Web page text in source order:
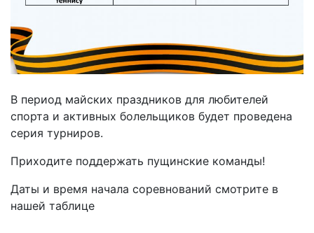
В период майских праздников для любителей
спорта и активных болельщиков будет проведена
серия турниров.
Приходите поддержать пущинские команды!
Даты и время начала соревнований смотрите в
нашей таблице